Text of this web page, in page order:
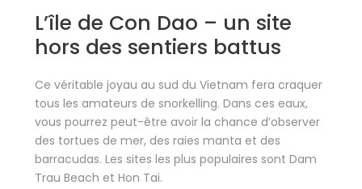
L’île de Con Dao – un site
hors des sentiers battus
Ce véritable joyau au sud du Vietnam fera craquer
tous les amateurs de snorkelling. Dans ces eaux,
vous pourrez peut-être avoir la chance d’observer
des tortues de mer, des raies manta et des
barracudas. Les sites les plus populaires sont Dam
Trau Beach et Hon Tai.